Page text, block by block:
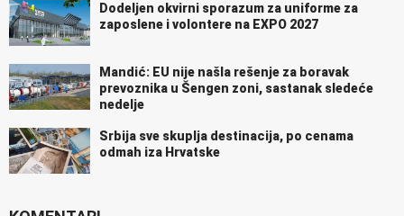
Dodeljen okvirni sporazum za uniforme za
zaposlene i volontere na EXPO 2027
Mandić: EU nije našla rešenje za boravak
prevoznika u Šengen zoni, sastanak sledeće
nedelje
Srbija sve skuplja destinacija, po cenama
odmah iza Hrvatske